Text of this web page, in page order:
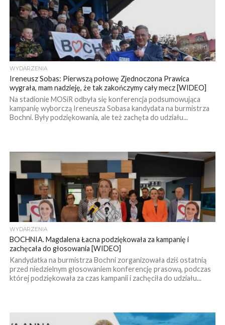
WYDARZENIA
Ireneusz Sobas: Pierwszą połowę Zjednoczona Prawica
wygrała, mam nadzieję, że tak zakończymy cały mecz [WIDEO]
Na stadionie MOSiR odbyła się konferencja podsumowująca
kampanię wyborczą Ireneusza Sobasa kandydata na burmistrza
Bochni. Były podziękowania, ale też zachęta do udziału...
WYDARZENIA
BOCHNIA. Magdalena Łacna podziękowała za kampanię i
zachęcała do głosowania [WIDEO]
Kandydatka na burmistrza Bochni zorganizowała dziś ostatnią
przed niedzielnym głosowaniem konferencję prasową, podczas
której podziękowała za czas kampanii i zachęciła do udziału...